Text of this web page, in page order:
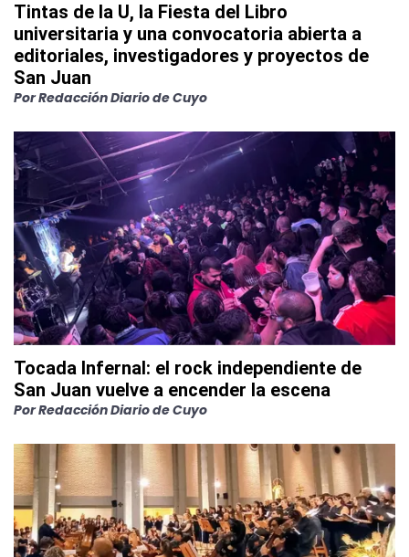
Tintas de la U, la Fiesta del Libro
universitaria y una convocatoria abierta a
editoriales, investigadores y proyectos de
San Juan
PorRedacción Diario de Cuyo
Tocada Infernal: el rock independiente de
San Juan vuelve a encender la escena
PorRedacción Diario de Cuyo